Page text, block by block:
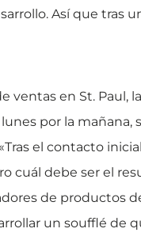
Así que tras
ventas en St.
por la
el contacto
cuál debe ser el
de productos
un soufflé de